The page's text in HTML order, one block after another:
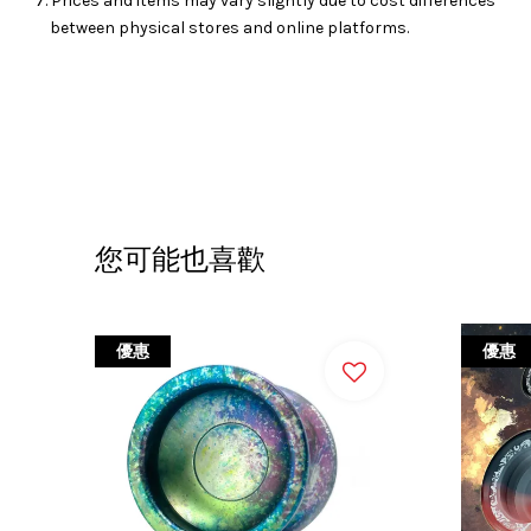
between physical stores and online platforms.
您可能也喜歡
優惠 優惠